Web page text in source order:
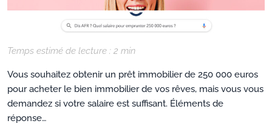
Temps estimé de lecture : 2 min
Vous souhaitez obtenir un prêt immobilier de 250 000 euros
pour acheter le bien immobilier de vos rêves, mais vous vous
demandez si votre salaire est suffisant. Éléments de
réponse…